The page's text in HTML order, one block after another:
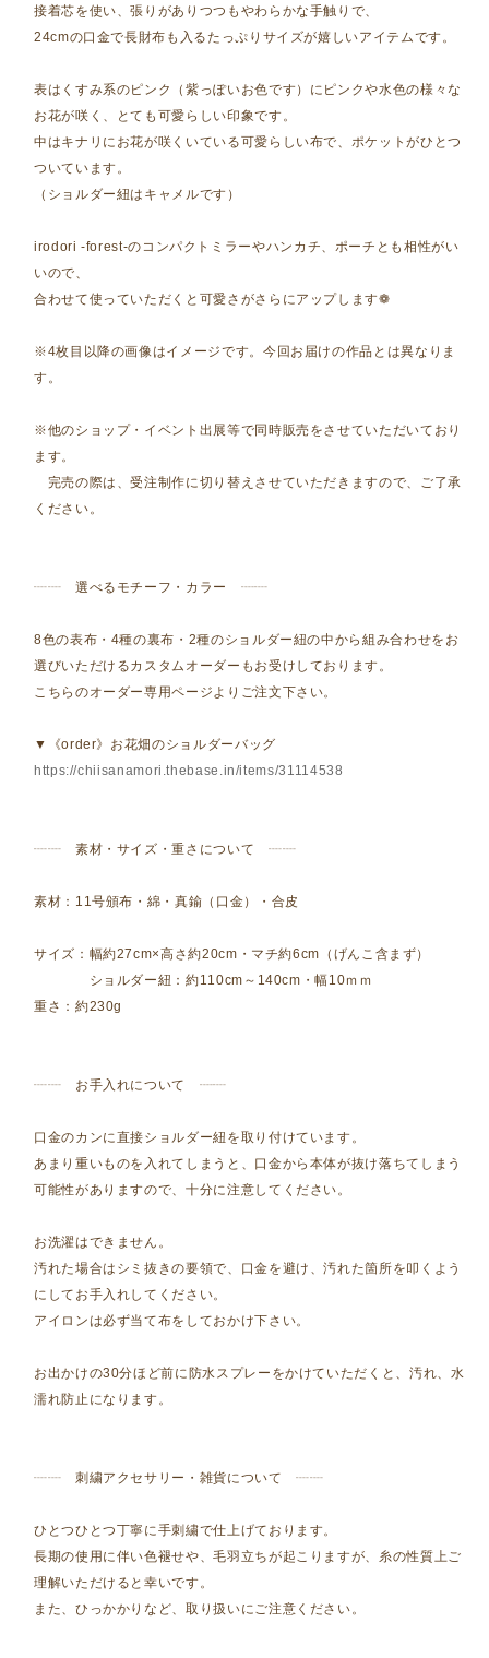
接着芯を使い、張りがありつつもやわらかな手触りで、
24cmの口金で長財布も入るたっぷりサイズが嬉しいアイテムです。
表はくすみ系のピンク（紫っぽいお色です）にピンクや水色の様々な
お花が咲く、とても可愛らしい印象です。
中はキナリにお花が咲くいている可愛らしい布で、ポケットがひとつ
ついています。
（ショルダー紐はキャメルです）
irodori -forest-のコンパクトミラーやハンカチ、ポーチとも相性がい
いので、
合わせて使っていただくと可愛さがさらにアップします❁
※4枚目以降の画像はイメージです。今回お届けの作品とは異なりま
す。
※他のショップ・イベント出展等で同時販売をさせていただいており
ます。
完売の際は、受注制作に切り替えさせていただきますので、ご了承
ください。
┈┈ 選べるモチーフ・カラー ┈┈
8色の表布・4種の裏布・2種のショルダー紐の中から組み合わせをお
選びいただけるカスタムオーダーもお受けしております。
こちらのオーダー専用ページよりご注文下さい。
▼《order》お花畑のショルダーバッグ
https://chiisanamori.thebase.in/items/31114538
┈┈ 素材・サイズ・重さについて ┈┈
素材：11号頒布・綿・真鍮（口金）・合皮
サイズ：幅約27cm×高さ約20cm・マチ約6cm（げんこ含まず）
ショルダー紐：約110cm～140cm・幅10ｍｍ
重さ：約230g
┈┈ お手入れについて ┈┈
口金のカンに直接ショルダー紐を取り付けています。
あまり重いものを入れてしまうと、口金から本体が抜け落ちてしまう
可能性がありますので、十分に注意してください。
お洗濯はできません。
汚れた場合はシミ抜きの要領で、口金を避け、汚れた箇所を叩くよう
にしてお手入れしてください。
アイロンは必ず当て布をしておかけ下さい。
お出かけの30分ほど前に防水スプレーをかけていただくと、汚れ、水
濡れ防止になります。
┈┈ 刺繍アクセサリー・雑貨について ┈┈
ひとつひとつ丁寧に手刺繍で仕上げております。
長期の使用に伴い色褪せや、毛羽立ちが起こりますが、糸の性質上ご
理解いただけると幸いです。
また、ひっかかりなど、取り扱いにご注意ください。